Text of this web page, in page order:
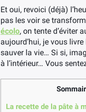
Et oui, revoici (déjà)
pas les voir se
écolo, on tente d’éviter
aujourd’hui, je vous
sauver la vie… Si si,
à l’intérieur… Vous
La recette de la pâte à